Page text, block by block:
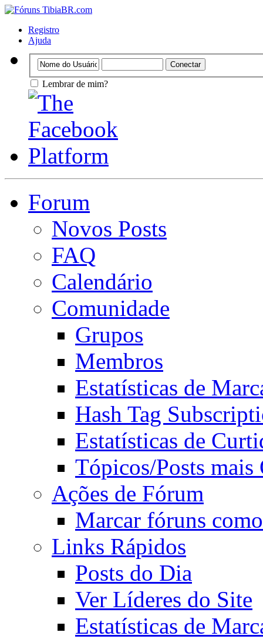
Registro
Ajuda
Lembrar de mim?
Forum
Novos Posts
FAQ
Calendário
Comunidade
Grupos
Membros
Estatísticas de
Hash Tag
Estatísticas de
Tópicos/Posts mais
Ações de Fórum
Marcar fóruns
Links Rápidos
Posts do Dia
Ver Líderes do Site
Estatísticas de